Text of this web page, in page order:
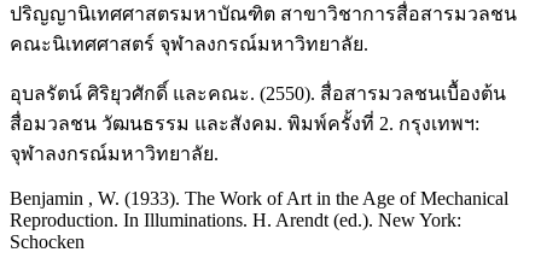
ปริญญานิเทศศาสตรมหาบัณฑิต สาขาวิชาการสื่อสารมวลชน
คณะนิเทศศาสตร์ จุฬาลงกรณ์มหาวิทยาลัย.
อุบลรัตน์ ศิริยุวศักดิ์ และคณะ. (2550). สื่อสารมวลชนเบื้องต้น
สื่อมวลชน วัฒนธรรม และสังคม. พิมพ์ครั้งที่ 2. กรุงเทพฯ:
จุฬาลงกรณ์มหาวิทยาลัย.
Benjamin , W. (1933). The Work of Art in the Age of Mechanical
Reproduction. In Illuminations. H. Arendt (ed.). New York:
Schocken